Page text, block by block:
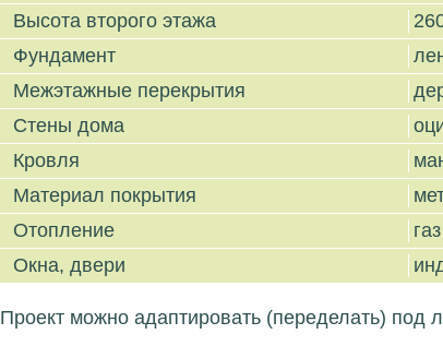
Высота второго этажа
Фундамент
Межэтажные перекрытия
Стены дома
Кровля
Материал покрытия
Отопление
газ
Окна, двери
Проект можно адаптировать (переделать) под